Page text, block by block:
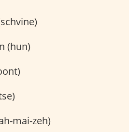
(hun)
mai-zeh)